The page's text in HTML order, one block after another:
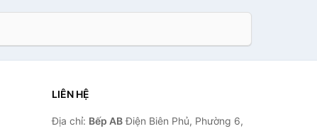
LIÊN HỆ
Địa chỉ: Bếp ABĐiện Biên Phủ, Phường 6,